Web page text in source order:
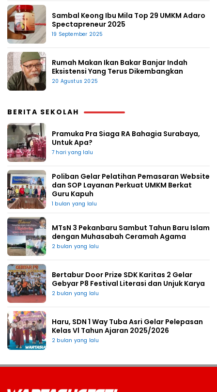
Sambal Keong Ibu Mila Top 29 UMKM Adaro
Spectapreneur 2025
19 September 2025
Rumah Makan Ikan Bakar Banjar Indah
Eksistensi Yang Terus Dikembangkan
20 Agustus 2025
BERITA SEKOLAH
Pramuka Pra Siaga RA Bahagia Surabaya,
Untuk Apa?
7 hari yang lalu
Poliban Gelar Pelatihan Pemasaran Website
dan SOP Layanan Perkuat UMKM Berkat
Guru Kapuh
1 bulan yang lalu
MTsN 3 Pekanbaru Sambut Tahun Baru Islam
dengan Muhasabah Ceramah Agama
2 bulan yang lalu
Bertabur Door Prize SDK Karitas 2 Gelar
Gebyar P8 Festival Literasi dan Unjuk Karya
2 bulan yang lalu
Haru, SDN 1 Way Tuba Asri Gelar Pelepasan
Kelas Vl Tahun Ajaran 2025/2026
2 bulan yang lalu